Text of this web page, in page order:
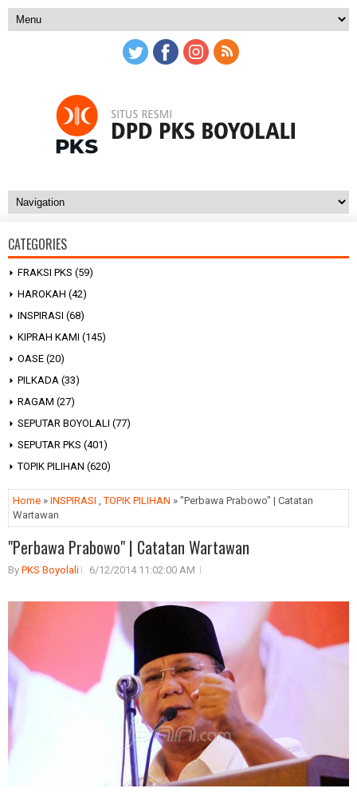
CATEGORIES
FRAKSI PKS (59)
HAROKAH (42)
INSPIRASI (68)
KIPRAH KAMI (145)
OASE (20)
PILKADA (33)
RAGAM (27)
SEPUTAR BOYOLALI (77)
SEPUTAR PKS (401)
TOPIK PILIHAN (620)
Home » INSPIRASI ,TOPIK PILIHAN » "Perbawa Prabowo" | Catatan
Wartawan
"Perbawa Prabowo" | Catatan Wartawan
By PKS Boyolali 6/12/2014 11:02:00 AM